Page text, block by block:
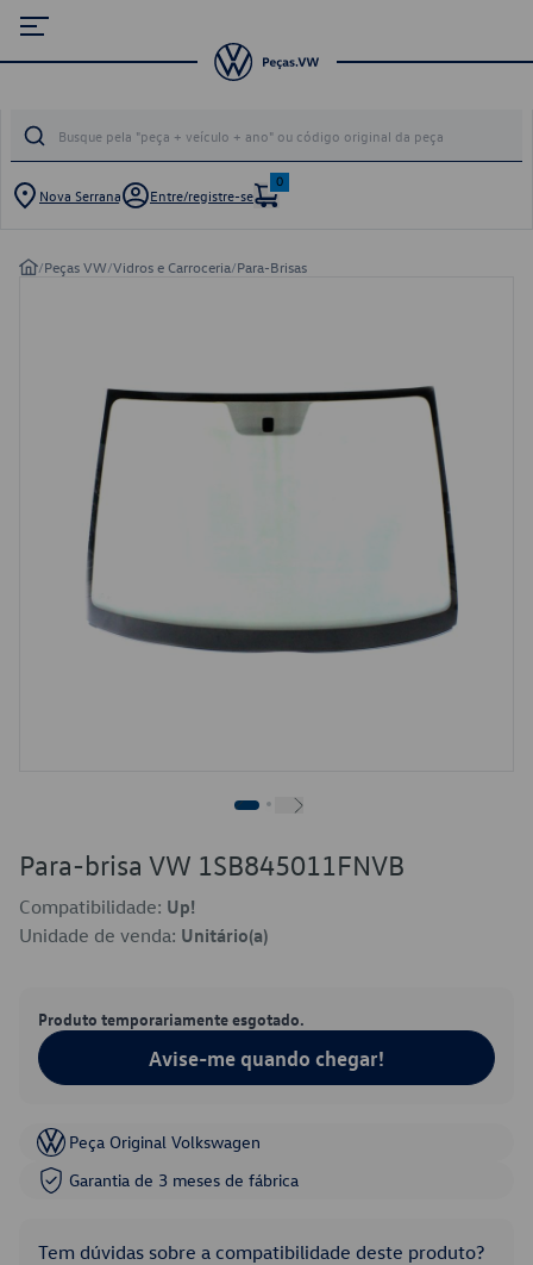
Nova Serrana Entre/registre-se
0
/Peças VW/Vidros e Carroceria/Para-Brisas
Para-brisa VW 1SB845011FNVB
Compatibilidade: Up!
Unidade de venda: Unitário(a)
Produto temporariamente esgotado.
Avise-me quando chegar!
Peça Original Volkswagen
Garantia de 3 meses de fábrica
Tem dúvidas sobre a compatibilidade deste produto?